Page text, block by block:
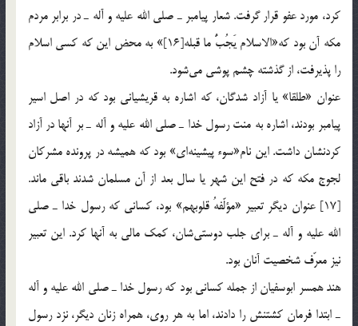
كرد، مورد عفو قرار گرفت. شعار پیامبر ـ صلی الله علیه و آله ـ در برابر مردم
مكه آن بود كه«الاسلام یَجُبُّ ما قبله[16]» به محض این كه كسی اسلام
را پذیرفت، از گذشته چشم پوشی می‌شود.
عنوان «طلقا» یا آزاد شدگان، كه اشاره به قریشیانی بود كه در اصل اسیر
پیامبر بودند، اشاره به منت رسول خدا ـ صلی الله علیه و آله ـ بر آنها در آزاد
كردنشان داشت. این نام«سوء پیشینه‌ای» بود كه همیشه در پرونده مشركان
لجوج مكه كه در فتح این شهر یا سال بعد از آن مسلمان شدند باقی ماند.
[17] عنوان دیگر تعبیر «مؤلّفهُ قلوبهم» بود، كسانی كه رسول خدا ـ صلی
الله علیه و آله ـ برای جلب دوستی‌شان، كمك مالی به آنها كرد. این تعبیر
نیز معرّف شخصیت آنان بود.
هند همسر ابوسفیان از جمله كسانی بود كه رسول خدا ـ صلی الله علیه و آله
ـ ابتدا فرمان كشتنش را دادند، اما به هر روی، همراه زنان دیگر، نزد رسول